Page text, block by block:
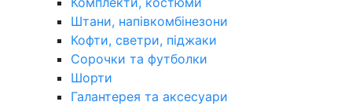
Штани, напівкомбінезони
Кофти, светри, піджаки
Сорочки та футболки
Шорти
Галантерея та аксесуари